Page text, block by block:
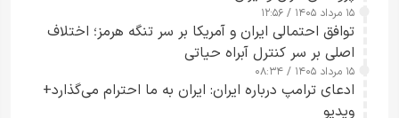
۱۵ مرداد ۱۴۰۵ / ۱۲:۵۶
توافق احتمالی ایران و آمریکا بر سر تنگه هرمز؛ اختلاف
اصلی بر سر کنترل آبراه حیاتی
۱۵ مرداد ۱۴۰۵ / ۰۸:۳۴
ادعای ترامپ درباره ایران: ایران به ما احترام می‌گذارد+
ویدیو